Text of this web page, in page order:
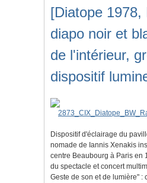
[Diatope 1978,
diapo noir et
de l'intérieur,
dispositif
Dispositif d'éclairage du
nomade de Iannis Xenakis
centre Beaubourg à Paris en
du spectacle et concert
Geste de son et de lumière" :